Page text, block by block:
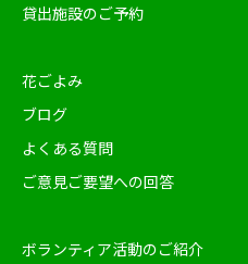
貸出施設のご予約
花ごよみ
ブログ
よくある質問
ご意見ご要望への回答
ボランティア活動のご紹介